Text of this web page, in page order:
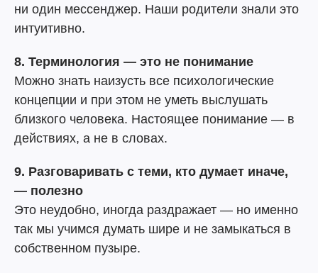
ни один мессенджер. Наши родители знали это
интуитивно.
8. Терминология — это не понимание
Можно знать наизусть все психологические
концепции и при этом не уметь выслушать
близкого человека. Настоящее понимание — в
действиях, а не в словах.
9. Разговаривать с теми, кто думает иначе,
— полезно
Это неудобно, иногда раздражает — но именно
так мы учимся думать шире и не замыкаться в
собственном пузыре.